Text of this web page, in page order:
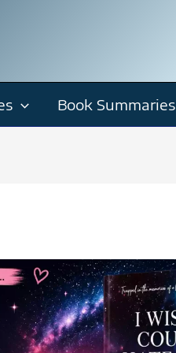
Book Summaries